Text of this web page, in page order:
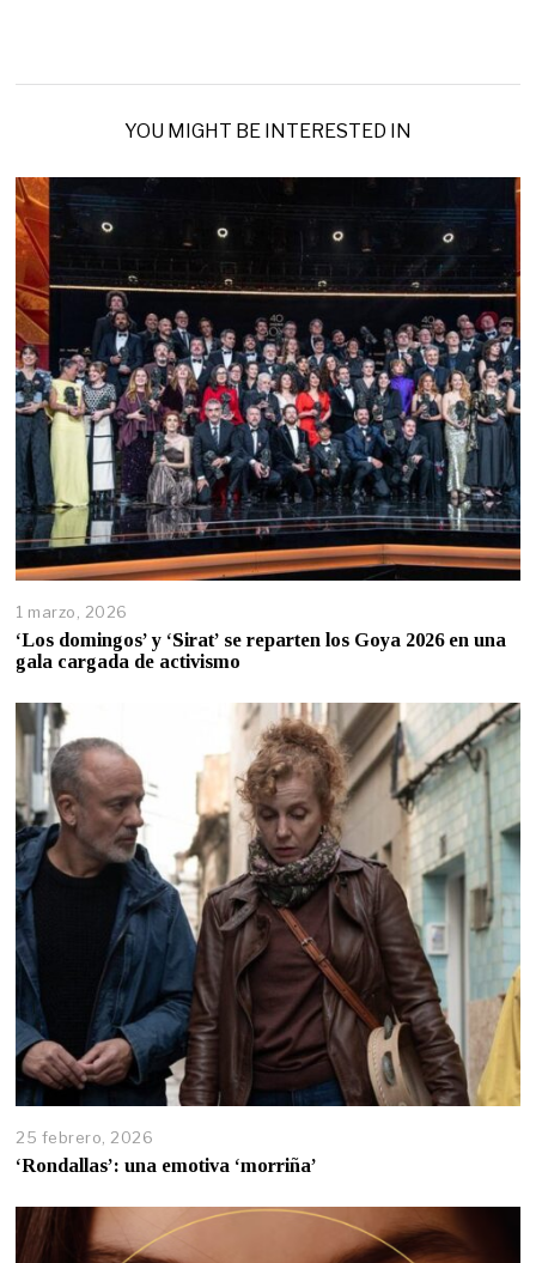
YOU MIGHT BE INTERESTED IN
1 marzo, 2026
‘Los domingos’ y ‘Sirat’ se reparten los Goya 2026 en una
gala cargada de activismo
25 febrero, 2026
‘Rondallas’: una emotiva ‘morriña’